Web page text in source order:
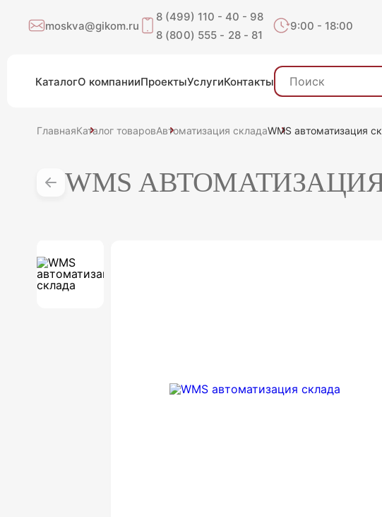
moskva@gikom.ru
8 (499) 110 - 40 - 98
8 (800) 555 - 28 - 81
9:00 - 18:00
КаталогО компанииПроектыУслугиКонтакты
ГлавнаяКаталог товаровАвтоматизация складаWMS автоматизация
WMS